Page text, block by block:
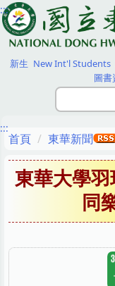
跳
到
主
要
內
:::
新生 New Int'l Students
圖書
:::
首頁 東華新聞
東華大學
同